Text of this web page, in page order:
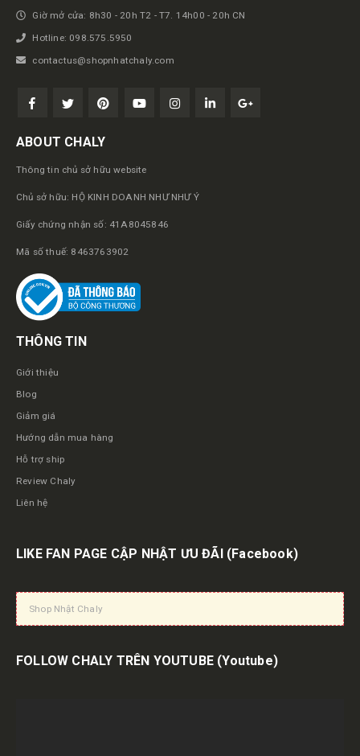
Giờ mở cửa: 8h30 - 20h T2 - T7. 14h00 - 20h CN
Hotline: 098.575.5950
contactus@shopnhatchaly.com
ABOUT CHALY
Thông tin chủ sở hữu website
Chủ sở hữu: HỘ KINH DOANH NHƯ NHƯ Ý
Giấy chứng nhận số: 41A8045846
Mã số thuế: 8463763902
THÔNG TIN
Giới thiệu
Blog
Giảm giá
Hướng dẫn mua hàng
Hỗ trợ ship
Review Chaly
Liên hệ
LIKE FAN PAGE CẬP NHẬT ƯU ĐÃI (Facebook)
Shop Nhật Chaly
FOLLOW CHALY TRÊN YOUTUBE (Youtube)